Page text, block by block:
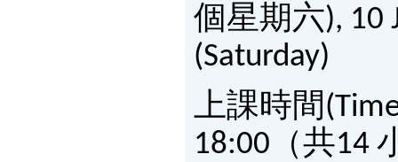
個星期六), 10
(Saturday)
上課時間
18:00（共14